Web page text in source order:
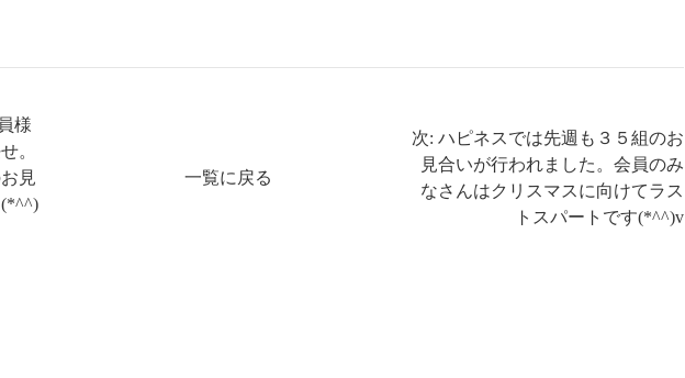
様
。
見
一覧に戻る
次: ハピネスでは先週も３５組のお
見合いが行われました。会員のみ
なさんはクリスマスに向けてラス
トスパートです(*^^)v